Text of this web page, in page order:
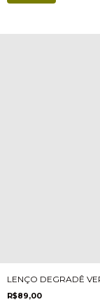
LENÇO DEGRADÊ
R$89,00